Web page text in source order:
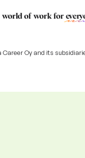
world of work for
Oy and its